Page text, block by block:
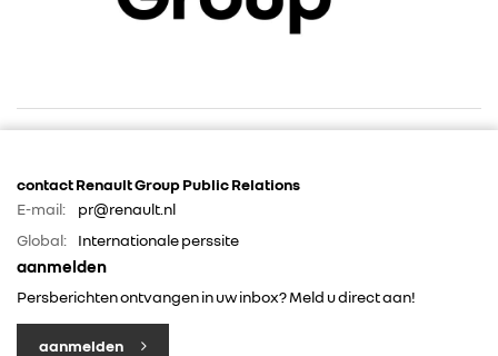
RENAULT GROUP
RENAULT
DACIA
contact Renault Group Public Relations
E-mail:
pr@renault.nl
Global:
Internationale perssite
aanmelden
Persberichten ontvangen in uw inbox? Meld u direct aan!
aanmelden